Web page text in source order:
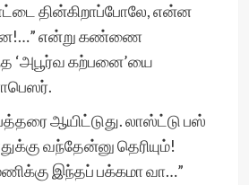
தின்கிறாப்போலே, என்ன
என்று கண்ணை
‘அபூர்வ கற்பனை’யை
ஆயிட்டுது. லாஸ்ட்டு பஸ்
வந்தேன்னு தெரியும்!
இந்தப் பக்கமா வா…”